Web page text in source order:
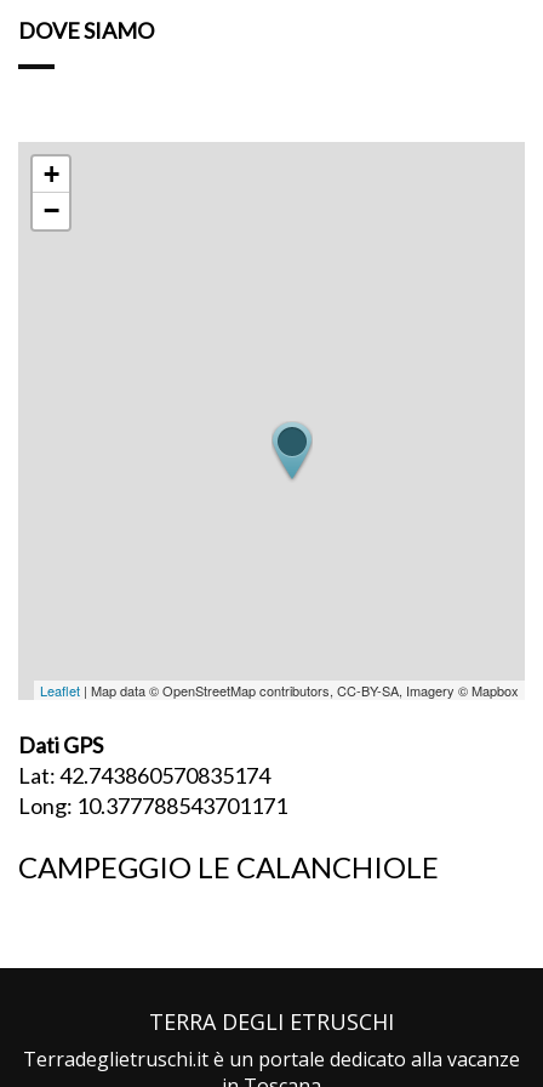
direttamente in loco. Maneggio e tennis a circa 500
metri.
DOVE SIAMO
+
−
Leaflet | Map data © OpenStreetMap contributors, CC-BY-SA, Imagery © Mapbox
Dati GPS
Lat: 42.743860570835174
Long: 10.377788543701171
CAMPEGGIO LE CALANCHIOLE
TERRA DEGLI ETRUSCHI
Terradeglietruschi.it è un portale dedicato alla vacanze